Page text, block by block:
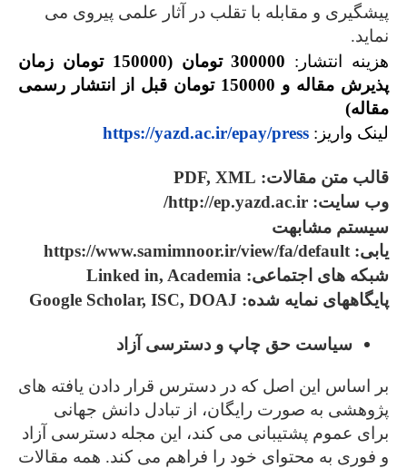
پیشگیری و مقابله با تقلب در آثار علمی پیروی می
نماید.
هزینه انتشار:
300000 تومان (150000 تومان زمان
پذیرش مقاله و 150000 تومان قبل از انتشار رسمی
مقاله)
لینک واریز: https://yazd.ac.ir/epay/press
قالب متن مقالات: PDF, XML
وب سایت: http://ep.yazd.ac.ir
/
سیستم مشابهت
یابی: https://www.samimnoor.ir/view/fa/default
شبکه های اجتماعی: Linked in, Academia
پایگاههای نمایه شده: Google Scholar, ISC, DOAJ
سیاست حق چاپ و دسترسی آزاد
بر اساس این اصل که در دسترس قرار دادن یافته های
پژوهشی به صورت رایگان، از تبادل دانش جهانی
برای عموم پشتیبانی می کند، این مجله دسترسی آزاد
و فوری به محتوای خود را فراهم می کند. همه مقالات